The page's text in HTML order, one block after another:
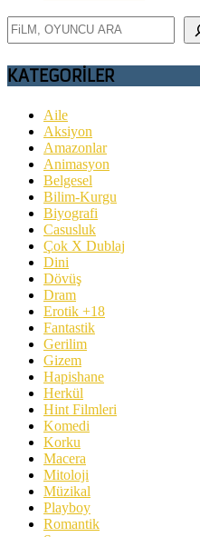
Ara
KATEGORİLER
Aile
Aksiyon
Amazonlar
Animasyon
Belgesel
Bilim-Kurgu
Biyografi
Casusluk
Çok X Dublaj
Dini
Dövüş
Dram
Erotik +18
Fantastik
Gerilim
Gizem
Hapishane
Herkül
Hint Filmleri
Komedi
Korku
Macera
Mitoloji
Müzikal
Playboy
Romantik